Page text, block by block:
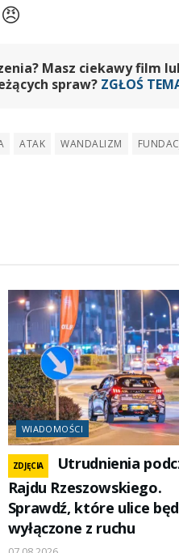
Masz ciekawy film
spraw? ZGŁOŚ
ATAK WANDALIZM
WIADOMOŚCI
ZDJĘCIA
Utrudnienia
Rajdu Rzeszowskiego.
Sprawdź, które ulice
wyłączone z ruchu